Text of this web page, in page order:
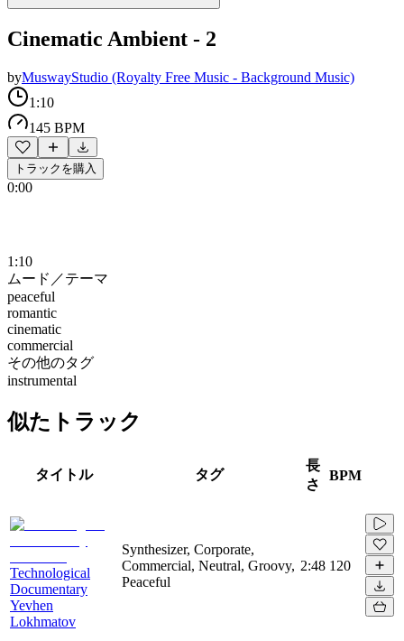
Cinematic Ambient - 2
byMuswayStudio (Royalty Free Music - Background Music)
1:10
145 BPM
トラックを購入
0:00
1:10
ムード／テーマ
peaceful
romantic
cinematic
commercial
その他のタグ
instrumental
似たトラック
タイトル タグ
長
さ
BPM
Technological
Documentary
Yevhen
Lokhmatov
Synthesizer, Corporate,
Commercial, Neutral, Groovy,
Peaceful
2:48 120